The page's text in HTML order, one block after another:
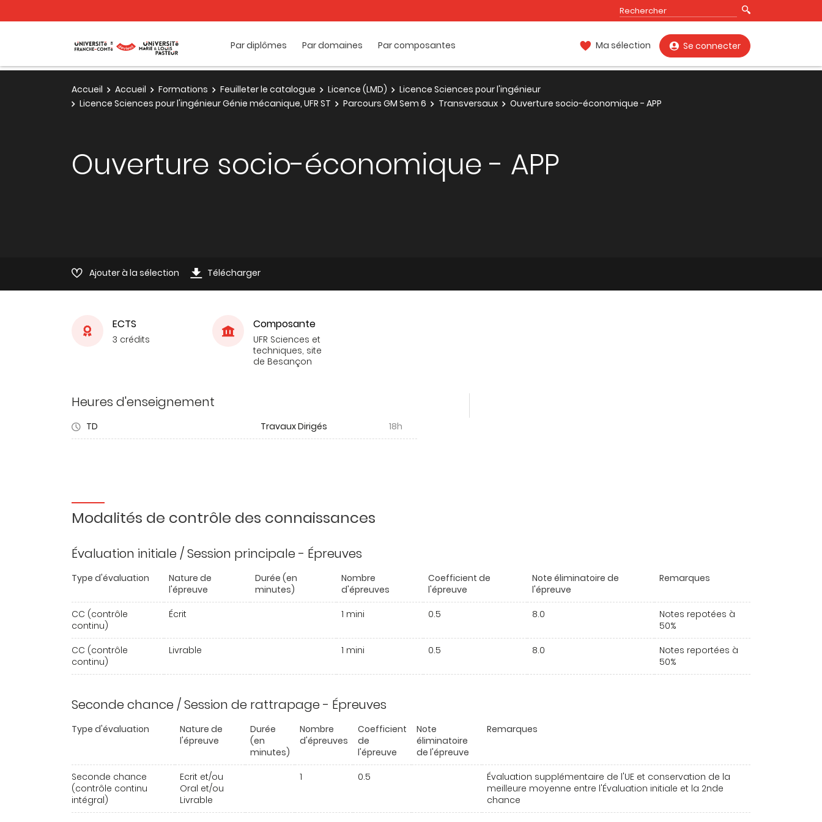
Par diplômes Par domaines Par composantes Ma sélection Se connecter
Accueil Accueil Formations Feuilleter le catalogue Licence (LMD)
Licence Sciences pour l'ingénieur
Licence Sciences pour l'ingénieur Génie mécanique, UFR ST
Parcours GM Sem 6 Transversaux Ouverture socio-économique - APP
Ouverture socio-économique - APP
Ajouter à la sélection Télécharger
ECTS
3 crédits
Composante
UFR Sciences et
techniques, site
de Besançon
Heures d'enseignement
TD Travaux Dirigés 18h
Modalités de contrôle des connaissances
Évaluation initiale / Session principale - Épreuves
Type d'évaluation
Nature de
l'épreuve
Durée (en
minutes)
Nombre
d'épreuves
Coefficient de
l'épreuve
Note éliminatoire de
l'épreuve
Remarques
CC (contrôle
continu)
Écrit 1 mini 0.5 8.0
Notes repotées à
50%
CC (contrôle
continu)
Livrable 1 mini 0.5 8.0
Notes reportées à
50%
Seconde chance / Session de rattrapage - Épreuves
Type d'évaluation
Nature de
l'épreuve
Durée
(en
minutes)
Nombre
d'épreuves
Coefficient
de
l'épreuve
Note
éliminatoire
de l'épreuve
Remarques
Seconde chance
(contrôle continu
intégral)
Ecrit et/ou
Oral et/ou
Livrable
1 0.5
Évaluation supplémentaire de l'UE et conservation de la
meilleure moyenne entre l'Évaluation initiale et la 2nde
chance